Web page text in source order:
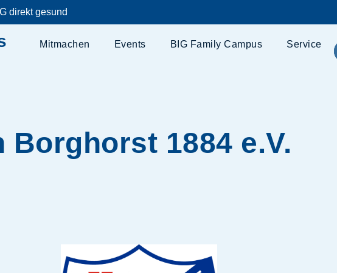
direkt gesund
Mitmachen Events BIG Family Campus Service
Borghorst 1884 e.V.